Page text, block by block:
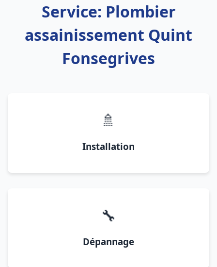
Service: Plombier
assainissement Quint
Fonsegrives
🚿
Installation
🔧
Dépannage